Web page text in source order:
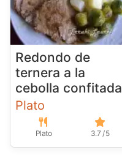
Redondo de
ternera a la
cebolla confitada
Plato
Plato 3.7 / 5